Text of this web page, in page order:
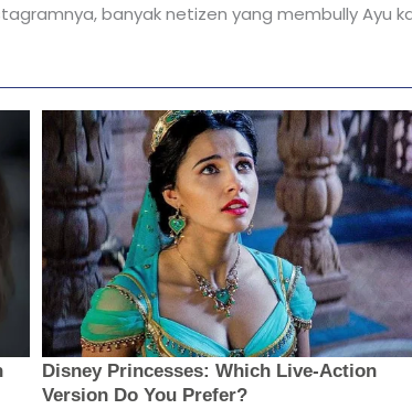
banyak netizen yang membully Ayu